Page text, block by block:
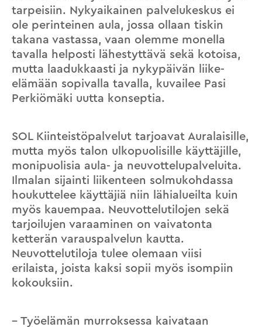
tarpeisiin. Nykyaikainen palvelukeskus ei
ole perinteinen aula, jossa ollaan tiskin
takana vastassa, vaan olemme monella
tavalla helposti lähestyttävä sekä kotoisa,
mutta laadukkaasti ja nykypäivän liike-
elämään sopivalla tavalla, kuvailee Pasi
Perkiömäki uutta konseptia.
SOL Kiinteistöpalvelut tarjoavat Auralaisille,
mutta myös talon ulkopuolisille käyttäjille,
monipuolisia aula- ja neuvottelupalveluita.
Ilmalan sijainti liikenteen solmukohdassa
houkuttelee käyttäjiä niin lähialueilta kuin
myös kauempaa. Neuvottelutilojen sekä
tarjoilujen varaaminen on vaivatonta
ketterän varauspalvelun kautta.
Neuvottelutiloja tulee olemaan viisi
erilaista, joista kaksi sopii myös isompiin
kokouksiin.
– Työelämän murroksessa kaivataan